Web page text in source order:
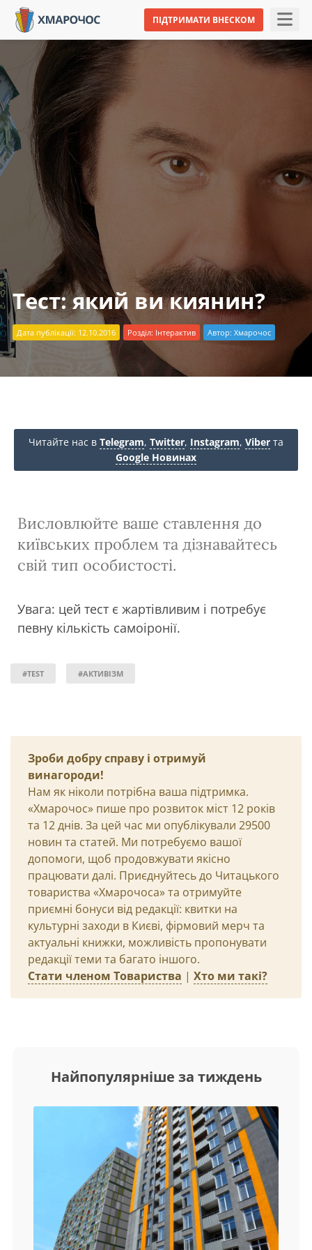
ПІДТРИМАТИ ВНЕСКОМ
Тест: який ви киянин?
Дата публікації: 12.10.2016 Розділ: Інтерактив Автор: Хмарочос
Читайте нас в Telegram, Twitter, Instagram, Viber та
Google Новинах
Висловлюйте ваше ставлення до
київських проблем та дізнавайтесь
свій тип особистості.
Увага: цей тест є жартівливим і потребує
певну кількість самоіронії.
#TEST #АКТИВІЗМ
Зроби добру справу і отримуй
винагороди!
Нам як ніколи потрібна ваша підтримка.
«Хмарочос» пише про розвиток міст 12 років
та 12 днів. За цей час ми опублікували 29500
новин та статей. Ми потребуємо вашої
допомоги, щоб продовжувати якісно
працювати далі. Приєднуйтесь до Читацького
товариства «Хмарочоса» та отримуйте
приємні бонуси від редакції: квитки на
культурні заходи в Києві, фірмовий мерч та
актуальні книжки, можливість пропонувати
редакції теми та багато іншого.
Стати членом Товариства | Хто ми такі?
Найпопулярніше за тиждень